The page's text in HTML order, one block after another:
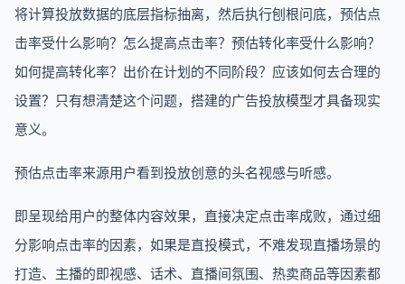
将计算投放数据的底层指标抽离，然后执行刨根问底，预估点
击率受什么影响？怎么提高点击率？预估转化率受什么影响？
如何提高转化率？出价在计划的不同阶段？应该如何去合理的
设置？只有想清楚这个问题，搭建的广告投放模型才具备现实
意义。
预估点击率来源用户看到投放创意的头名视感与听感。
即呈现给用户的整体内容效果，直接决定点击率成败，通过细
分影响点击率的因素，如果是直投模式，不难发现直播场景的
打造、主播的即视感、话术、直播间氛围、热卖商品等因素都